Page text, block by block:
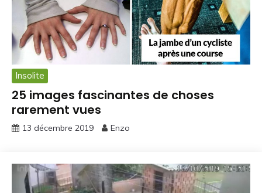
Insolite
25 images fascinantes de choses
rarement vues
13 décembre 2019 Enzo